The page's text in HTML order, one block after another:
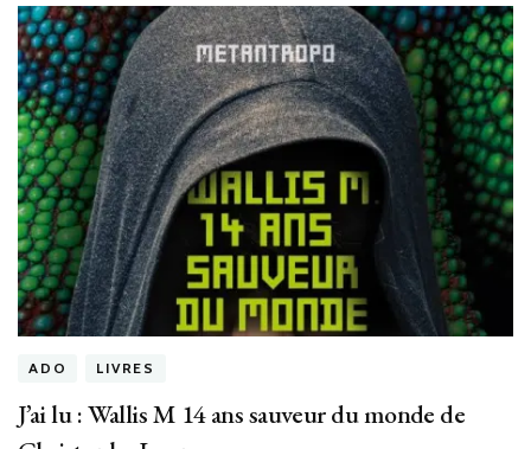
ADO LIVRES
J’ai lu : Wallis M 14 ans sauveur du monde de